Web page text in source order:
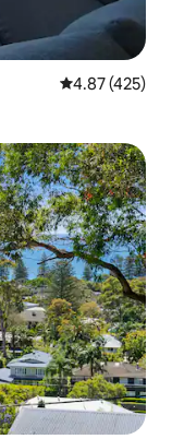
平均评分 4.87
4.87 (425)